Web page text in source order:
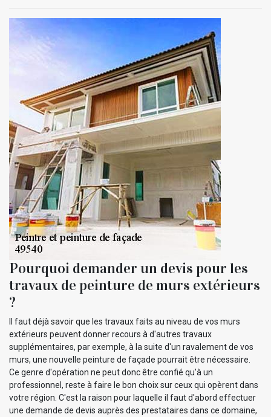
Pourquoi demander un devis pour les
travaux de peinture de murs extérieurs
?
Il faut déjà savoir que les travaux faits au niveau de vos murs
extérieurs peuvent donner recours à d'autres travaux
supplémentaires, par exemple, à la suite d'un ravalement de vos
murs, une nouvelle peinture de façade pourrait être nécessaire.
Ce genre d'opération ne peut donc être confié qu'à un
professionnel, reste à faire le bon choix sur ceux qui opèrent dans
votre région. C'est la raison pour laquelle il faut d'abord effectuer
une demande de devis auprès des prestataires dans ce domaine,